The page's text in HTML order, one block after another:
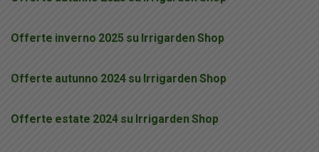
Offerte inverno 2025 su Irrigarden Shop
Offerte autunno 2024 su Irrigarden Shop
Offerte estate 2024 su Irrigarden Shop